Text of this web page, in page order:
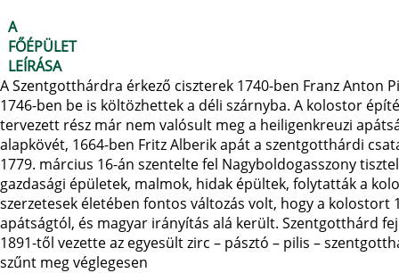
A
FŐÉPÜLET
LEÍRÁSA
A Szentgotthárdra érkező ciszterek 1740-ben Franz Anton
1746-ben be is költözhettek a déli szárnyba. A kolostor
tervezett rész már nem valósult meg a heiligenkreuzi
alapkövét, 1664-ben Fritz Alberik apát a szentgotthárdi
1779. március 16-án szentelte fel Nagyboldogasszony
gazdasági épületek, malmok, hidak épültek, folytatták a
szerzetesek életében fontos változás volt, hogy a kolostort
apátságtól, és magyar irányítás alá került. Szentgotthárd
1891-től vezette az egyesült zirc – pásztó – pilis –
szűnt meg véglegesen